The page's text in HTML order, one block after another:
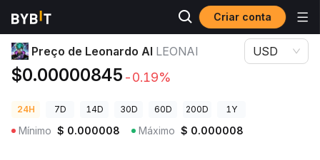
Criar conta
Preços de Criptomoedas Preço de Leonardo AI LEONAI
Preço de Leonardo AI LEONAI
$0.00000845 -0.19%
USD
24H 7D 14D 30D 60D 200D 1Y
Mínimo $ 0.000008 Máximo $ 0.000008